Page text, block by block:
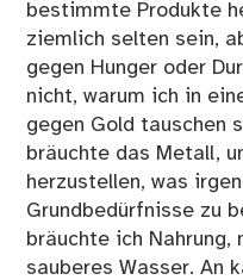
bestimmte Produkte
ziemlich selten sein,
gegen Hunger oder
nicht, warum ich in
gegen Gold tauschen
bräuchte das Metall,
herzustellen, was
Grundbedürfnisse zu
bräuchte ich Nahrung,
sauberes Wasser. An